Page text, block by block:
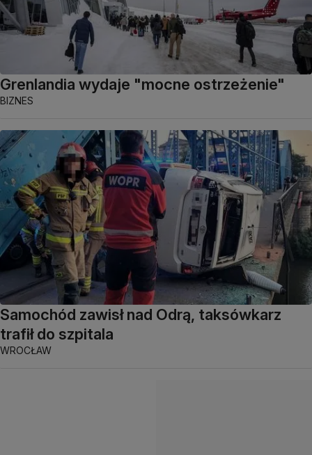
Grenlandia wydaje "mocne ostrzeżenie"
BIZNES
Samochód zawisł nad Odrą, taksówkarz
trafił do szpitala
WROCŁAW